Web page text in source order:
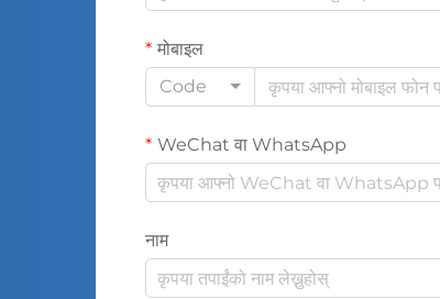
मोबाइल
Code
WeChat वा WhatsApp
नाम